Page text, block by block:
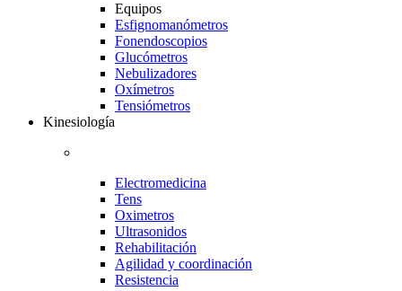
Equipos
Esfignomanómetros
Fonendoscopios
Glucómetros
Nebulizadores
Oxímetros
Tensiómetros
Kinesiología
Electromedicina
Tens
Oximetros
Ultrasonidos
Rehabilitación
Agilidad y coordinación
Resistencia